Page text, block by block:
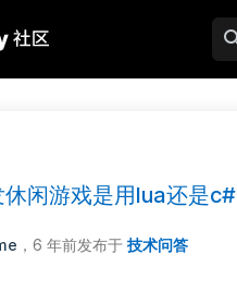
闲游戏是用lua还是c#
，6 年前发布于 技术问答